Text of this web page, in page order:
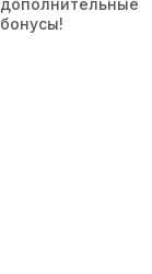
дополнительные
бонусы!